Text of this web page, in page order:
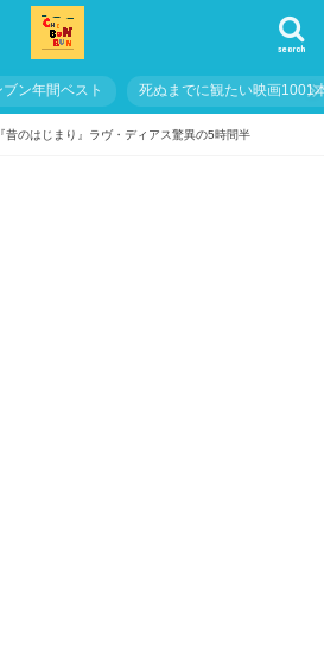
search
ブン年間ベスト 死ぬまでに観たい映画1001
昔のはじまり』ラヴ・ディアス驚異の5時間半